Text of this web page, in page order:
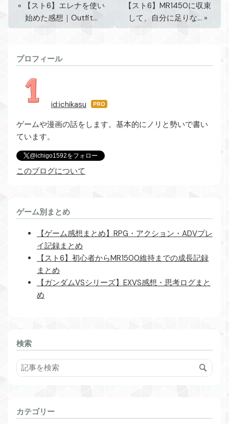
«
【スト6】エレナを使い
始めた感想｜Outfit…
【スト6】MR1450に収束
して、自分に足りな… »
プロフィール
id:ichikasu はて
ログ
ゲームや漫画の話をします。基本的にノリと勢いで書い
ています。
@ichigo1592をフォロー
このブログについて
ゲーム別まとめ
【ゲーム感想まとめ】RPG・アクション・ADVプレ
イ記録まとめ
【スト6】初心者からMR1500維持までの成長記録
まとめ
【ガンダムVSシリーズ】EXVS感想・思考ログまと
め
検索
カテゴリー